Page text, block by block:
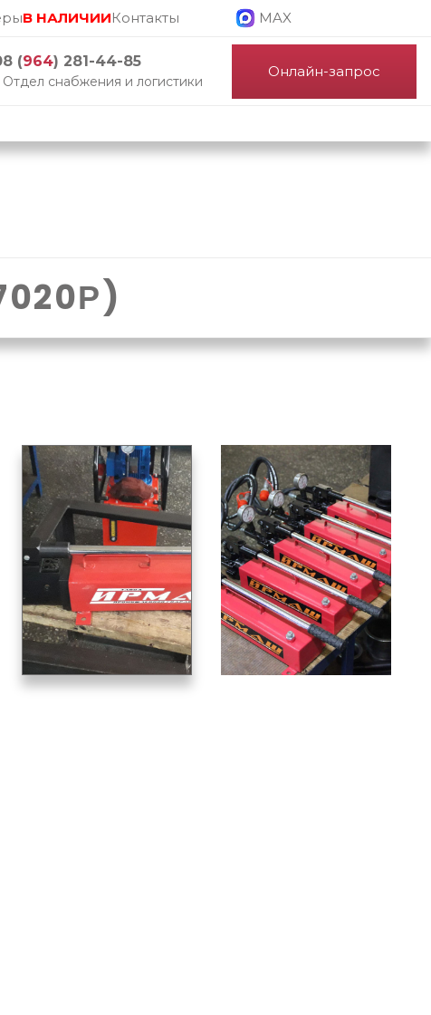
В НАЛИЧИИКонтакты MAX
8 (964) 281-44-85
Отдел снабжения и логистики
Онлайн-запрос